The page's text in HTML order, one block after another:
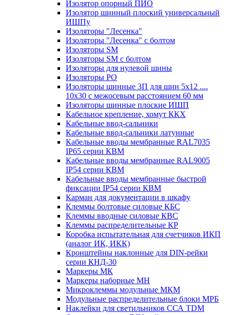
Изолятор опорный ПИО
Изолятор шинный плоский универсальный
ИШПу
Изоляторы "Лесенка"
Изоляторы "Лесенка" с болтом
Изоляторы SM
Изоляторы SM c болтом
Изоляторы для нулевой шины
Изоляторы РО
Изоляторы шинные 3П для шин 5х12 ....
10х30 с межосевым расстоянием 60 мм
Изоляторы шинные плоские ИШП
Кабельное крепление, хомут ККХ
Кабельные ввод-сальники
Кабельные ввод-сальники латунные
Кабельные вводы мембранные RAL7035
IP65 серии КВМ
Кабельные вводы мембранные RAL9005
IP54 серии КВМ
Кабельные вводы мембранные быстрой
фиксации IP54 серии КВМ
Карман для документации в шкафу
Клеммы болтовые силовые КБС
Клеммы вводные силовые КВС
Клеммы распределительные КР
Коробка испытательная для счетчиков ИКП
(аналог ИК, ИКК)
Кронштейны наклонные для DIN-рейки
серии КНД-30
Маркеры МК
Маркеры наборные МН
Микроклеммы модульные МКМ
Модульные распределительные блоки МРБ
Наклейки для светильников ССА TDM